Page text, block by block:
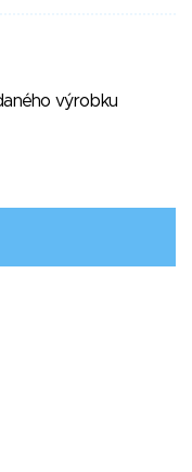
výrobku